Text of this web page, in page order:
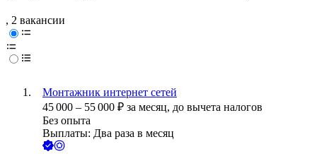
, 2 вакансии
Монтажник интернет сетей
45 000 – 55 000 ₽ за месяц, до вычета налогов
Без опыта
Выплаты: Два раза в месяц